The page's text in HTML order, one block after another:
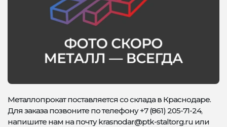
Металлопрокат поставляется со склада в Краснодаре.
Для заказа позвоните по телефону +7 (861) 205-71-24,
напишите нам на почту krasnodar@ptk-staltorg.ru или